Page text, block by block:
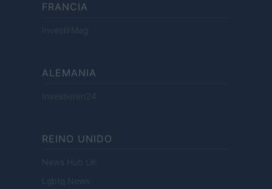
FRANCIA
InvestirMag
ALEMANIA
Investieren24
REINO UNIDO
News Hub UK
Lgbtq News